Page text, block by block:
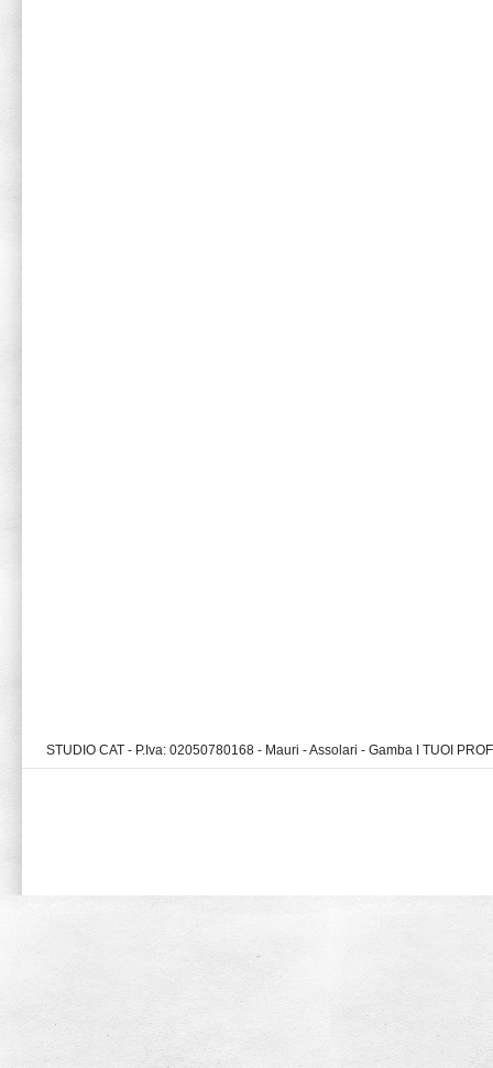
STUDIO CAT - P.Iva: 02050780168 - Mauri - Assolari - Gamba I TUOI